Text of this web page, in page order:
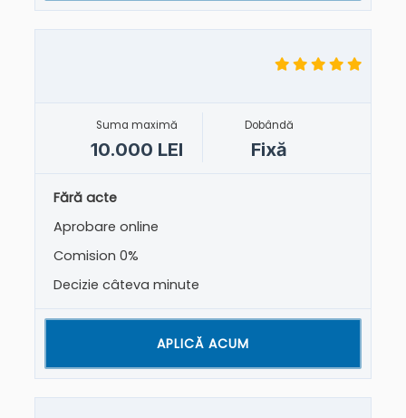
Suma maximă
10.000 LEI
Dobândă
Fixă
Fără acte
Aprobare online
Comision 0%
Decizie câteva minute
APLICĂ ACUM